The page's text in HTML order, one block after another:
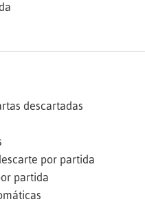
descartadas
por partida
partida